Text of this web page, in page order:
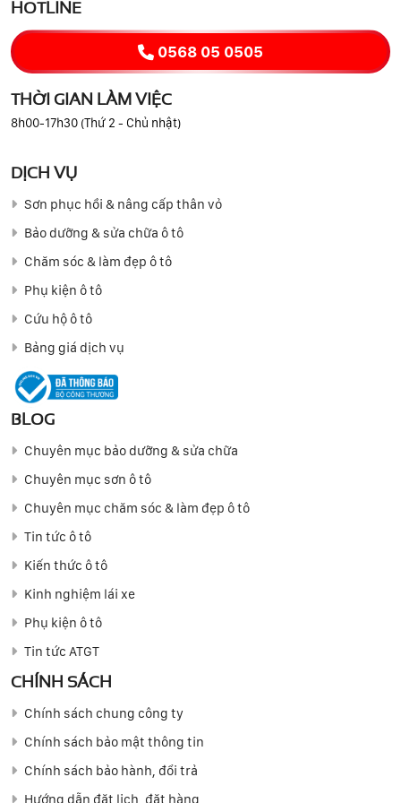
HOTLINE
0568 05 0505
THỜI GIAN LÀM VIỆC
8h00-17h30 (Thứ 2 - Chủ nhật)
DỊCH VỤ
Sơn phục hồi & nâng cấp thân vỏ
Bảo dưỡng & sửa chữa ô tô
Chăm sóc & làm đẹp ô tô
Phụ kiện ô tô
Cứu hộ ô tô
Bảng giá dịch vụ
BLOG
Chuyên mục bảo dưỡng & sửa chữa
Chuyên mục sơn ô tô
Chuyên mục chăm sóc & làm đẹp ô tô
Tin tức ô tô
Kiến thức ô tô
Kinh nghiệm lái xe
Phụ kiện ô tô
Tin tức ATGT
CHÍNH SÁCH
Chính sách chung công ty
Chính sách bảo mật thông tin
Chính sách bảo hành, đổi trả
Hướng dẫn đặt lịch, đặt hàng